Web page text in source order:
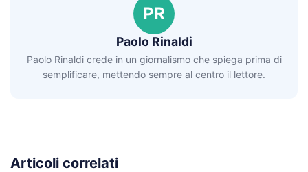
PR
Paolo Rinaldi
Paolo Rinaldi crede in un giornalismo che spiega prima di
semplificare, mettendo sempre al centro il lettore.
Articoli correlati